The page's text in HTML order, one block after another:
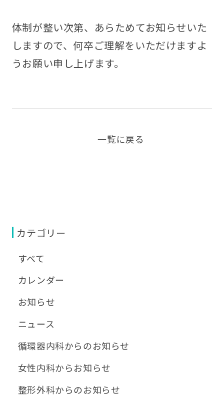
体制が整い次第、あらためてお知らせいた
しますので、何卒ご理解をいただけますよ
うお願い申し上げます。
一覧に戻る
カテゴリー
すべて
カレンダー
お知らせ
ニュース
循環器内科からのお知らせ
女性内科からお知らせ
整形外科からのお知らせ